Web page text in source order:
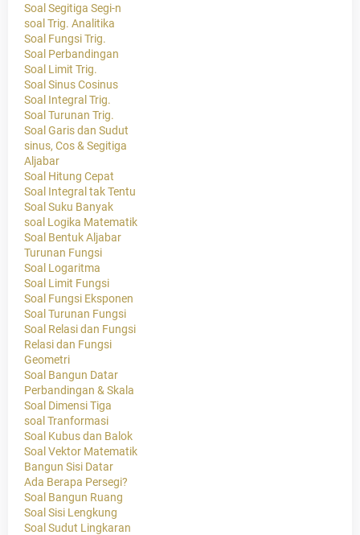
Soal Segitiga Segi-n
soal Trig. Analitika
Soal Fungsi Trig.
Soal Perbandingan
Soal Limit Trig.
Soal Sinus Cosinus
Soal Integral Trig.
Soal Turunan Trig.
Soal Garis dan Sudut
sinus, Cos & Segitiga
Aljabar
Soal Hitung Cepat
Soal Integral tak Tentu
Soal Suku Banyak
soal Logika Matematik
Soal Bentuk Aljabar
Turunan Fungsi
Soal Logaritma
Soal Limit Fungsi
Soal Fungsi Eksponen
Soal Turunan Fungsi
Soal Relasi dan Fungsi
Relasi dan Fungsi
Geometri
Soal Bangun Datar
Perbandingan & Skala
Soal Dimensi Tiga
soal Tranformasi
Soal Kubus dan Balok
Soal Vektor Matematik
Bangun Sisi Datar
Ada Berapa Persegi?
Soal Bangun Ruang
Soal Sisi Lengkung
Soal Sudut Lingkaran